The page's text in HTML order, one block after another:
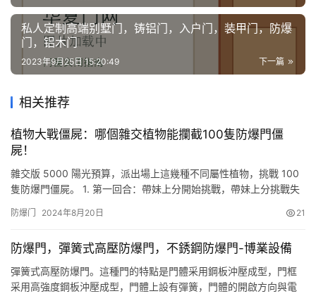
私人定制高端别墅门，铸铝门，入户门，装甲门，防爆
门，铝木门
下一篇
2023年9月25日 15:20:49
相关推荐
植物大戰僵屍：哪個雜交植物能攔截100隻防爆門僵
屍！
雜交版 5000 陽光預算，派出場上這幾種不同屬性植物，挑戰 100
隻防爆門僵屍。 1. 第一回合：帶妹上分開始挑戰，帶妹上分挑戰失
三回合：冰瓜大噴菇開始挑戰，冰瓜大噴菇挑戰成功。 4. 第四回
香蒲開始挑戰，玉米卷香蒲挑戰失敗…
防爆门 2024年8月20日 21
防爆門，彈簧式高壓防爆門，不銹鋼防爆門-博業設備
彈簧式高壓防爆門。這種門的特點是門體采用鋼板沖壓成型，門框
采用高強度鋼板沖壓成型，門體上設有彈簧，門體的開啟方向與電